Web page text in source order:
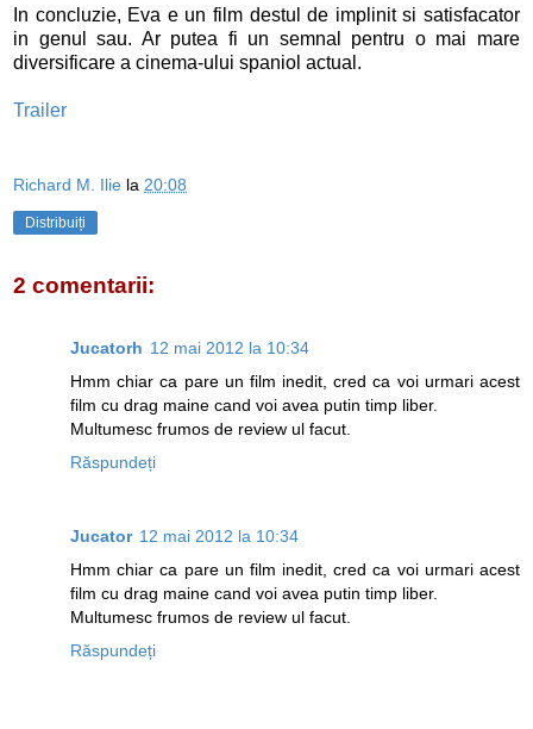
In concluzie, Eva e un film destul de implinit si satisfacator
in genul sau. Ar putea fi un semnal pentru o mai mare
diversificare a cinema-ului spaniol actual.
Trailer
Richard M. Ilie la 20:08
Distribuiți
2 comentarii:
Jucatorh 12 mai 2012 la 10:34
Hmm chiar ca pare un film inedit, cred ca voi urmari acest
film cu drag maine cand voi avea putin timp liber.
Multumesc frumos de review ul facut.
Răspundeți
Jucator 12 mai 2012 la 10:34
Hmm chiar ca pare un film inedit, cred ca voi urmari acest
film cu drag maine cand voi avea putin timp liber.
Multumesc frumos de review ul facut.
Răspundeți